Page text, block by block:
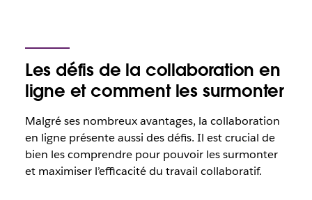
Les défis de la collaboration en
ligne et comment les surmonter
Malgré ses nombreux avantages, la collaboration
en ligne présente aussi des défis. Il est crucial de
bien les comprendre pour pouvoir les surmonter
et maximiser l’efficacité du travail collaboratif.